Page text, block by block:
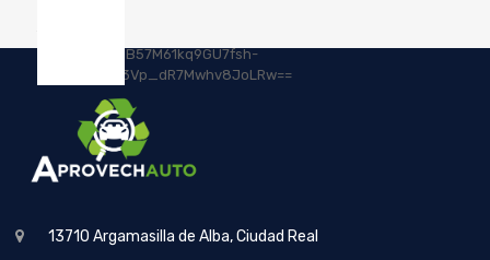
13710 Argamasilla de Alba, Ciudad Real